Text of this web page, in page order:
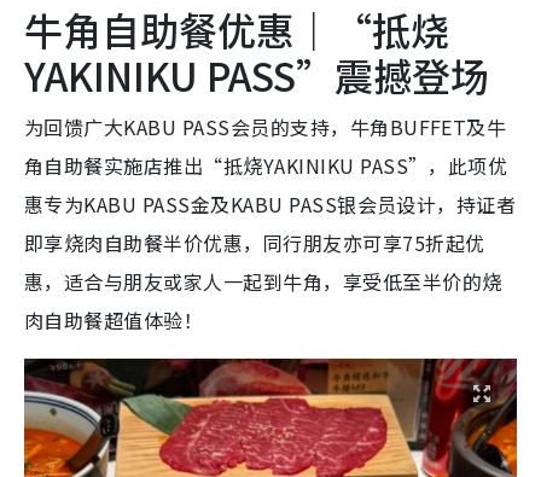
牛角自助餐优惠｜“抵烧
YAKINIKU PASS”震撼登场
为回馈广大KABU PASS会员的支持，牛角BUFFET及牛
角自助餐实施店推出“抵烧YAKINIKU PASS”，此项优
惠专为KABU PASS金及KABU PASS银会员设计，持证者
即享烧肉自助餐半价优惠，同行朋友亦可享75折起优
惠，适合与朋友或家人一起到牛角，享受低至半价的烧
肉自助餐超值体验！